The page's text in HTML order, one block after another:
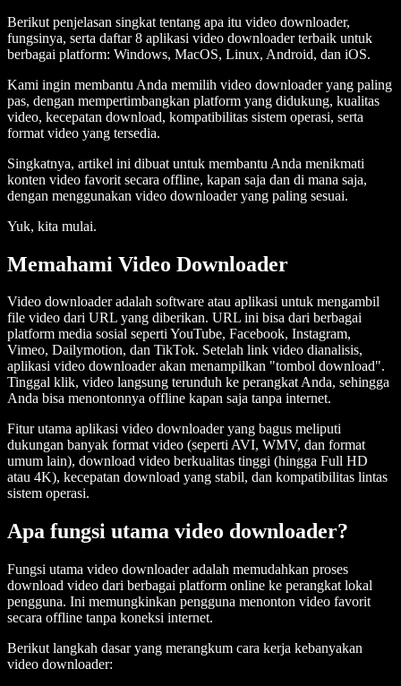
Berikut penjelasan singkat tentang apa itu video downloader,
fungsinya, serta daftar 8 aplikasi video downloader terbaik untuk
berbagai platform: Windows, MacOS, Linux, Android, dan iOS.
Kami ingin membantu Anda memilih video downloader yang paling
pas, dengan mempertimbangkan platform yang didukung, kualitas
video, kecepatan download, kompatibilitas sistem operasi, serta
format video yang tersedia.
Singkatnya, artikel ini dibuat untuk membantu Anda menikmati
konten video favorit secara offline, kapan saja dan di mana saja,
dengan menggunakan video downloader yang paling sesuai.
Yuk, kita mulai.
Memahami Video Downloader
Video downloader adalah software atau aplikasi untuk mengambil
file video dari URL yang diberikan. URL ini bisa dari berbagai
platform media sosial seperti YouTube, Facebook, Instagram,
Vimeo, Dailymotion, dan TikTok. Setelah link video dianalisis,
aplikasi video downloader akan menampilkan "tombol download".
Tinggal klik, video langsung terunduh ke perangkat Anda, sehingga
Anda bisa menontonnya offline kapan saja tanpa internet.
Fitur utama aplikasi video downloader yang bagus meliputi
dukungan banyak format video (seperti AVI, WMV, dan format
umum lain), download video berkualitas tinggi (hingga Full HD
atau 4K), kecepatan download yang stabil, dan kompatibilitas lintas
sistem operasi.
Apa fungsi utama video downloader?
Fungsi utama video downloader adalah memudahkan proses
download video dari berbagai platform online ke perangkat lokal
pengguna. Ini memungkinkan pengguna menonton video favorit
secara offline tanpa koneksi internet.
Berikut langkah dasar yang merangkum cara kerja kebanyakan
video downloader: